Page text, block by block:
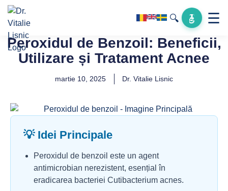
🔍 ☰
Peroxidul de Benzoil: Beneficii,
Utilizare și Tratament Acnee
martie 10, 2025 Dr. Vitalie Lisnic
💡 Idei Principale
Peroxidul de benzoil este un agent
antimicrobian nerezistent, esențial în
eradicarea bacteriei Cutibacterium acnes.